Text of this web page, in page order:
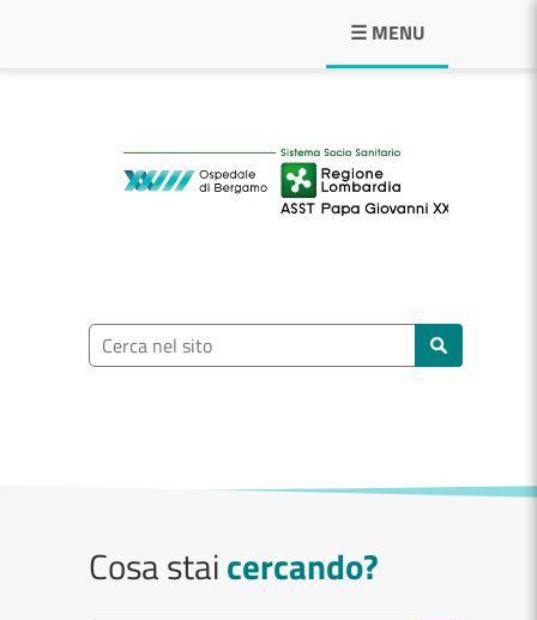
☰ MENU
ASST Papa
Ricerca nel sito
Cosa staicercando?